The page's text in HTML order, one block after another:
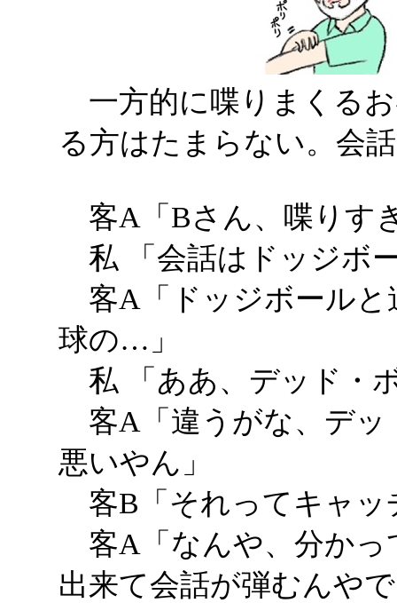
一方的に喋りまくる
る方はたまらない。会
客A「Bさん、喋りす
私 「会話はドッジボ
客A「ドッジボールと
球の…」
私 「ああ、デッド・
客A「違うがな、デッ
悪いやん」
客B「それってキャッ
客A「なんや、分かっ
出来て会話が弾むんや